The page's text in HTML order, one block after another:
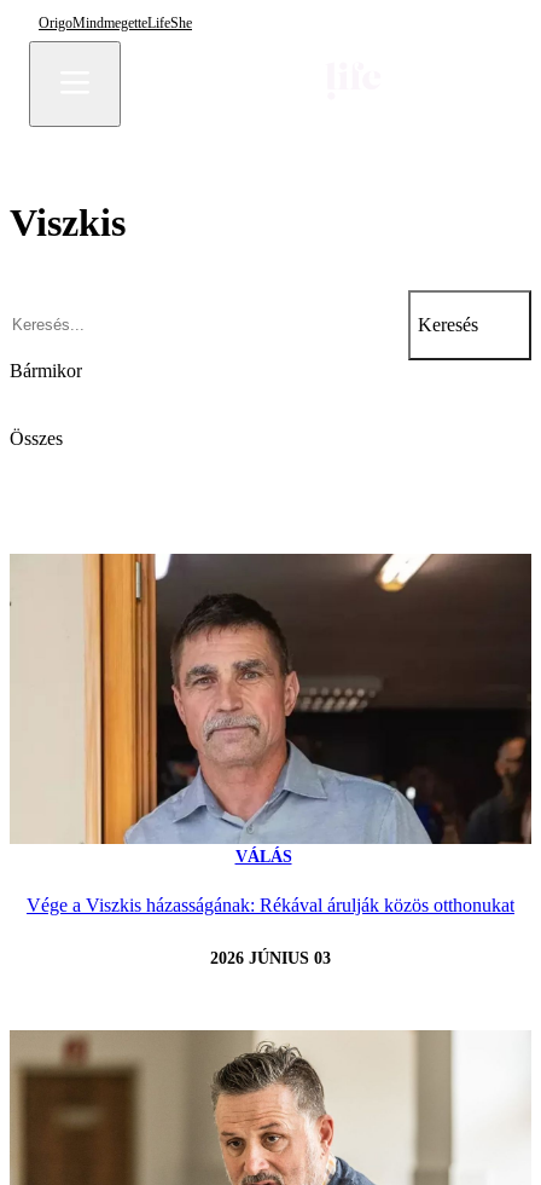
OrigoMindmegetteLifeShe
Viszkis
Keresés
Bármikor
Összes
VÁLÁS
Vége a Viszkis házasságának: Rékával árulják közös otthonukat
2026 JÚNIUS 03